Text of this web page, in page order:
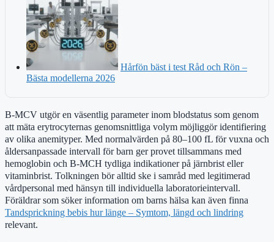
Hårfön bäst i test Råd och Rön –
Bästa modellerna 2026
B-MCV utgör en väsentlig parameter inom blodstatus som genom
att mäta erytrocyternas genomsnittliga volym möjliggör identifiering
av olika anemityper. Med normalvärden på 80–100 fL för vuxna och
åldersanpassade intervall för barn ger provet tillsammans med
hemoglobin och B-MCH tydliga indikationer på järnbrist eller
vitaminbrist. Tolkningen bör alltid ske i samråd med legitimerad
vårdpersonal med hänsyn till individuella laboratorieintervall.
Föräldrar som söker information om barns hälsa kan även finna
Tandsprickning bebis hur länge – Symtom, längd och lindring
relevant.